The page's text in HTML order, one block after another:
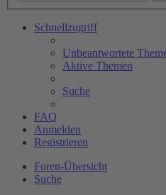
Schnellzugriff
Unbeantwortete
Aktive Themen
Suche
FAQ
Anmelden
Registrieren
Foren-Übersicht
Suche